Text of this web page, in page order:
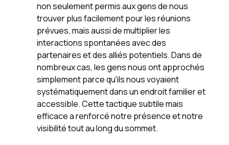
non seulement permis aux gens de nous
trouver plus facilement pour les réunions
prévues, mais aussi de multiplier les
interactions spontanées avec des
partenaires et des alliés potentiels. Dans de
nombreux cas, les gens nous ont approchés
simplement parce qu'ils nous voyaient
systématiquement dans un endroit familier et
accessible. Cette tactique subtile mais
efficace a renforcé notre présence et notre
visibilité tout au long du sommet.